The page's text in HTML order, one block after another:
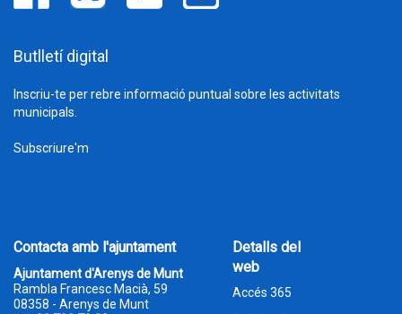
Butlletí digital
Inscriu-te per rebre informació puntual sobre les activitats
municipals.
Subscriure'm
Contacta amb l'ajuntament
Ajuntament d'Arenys de Munt
Rambla Francesc Macià, 59
08358 - Arenys de Munt
Detalls del
web
Accés 365